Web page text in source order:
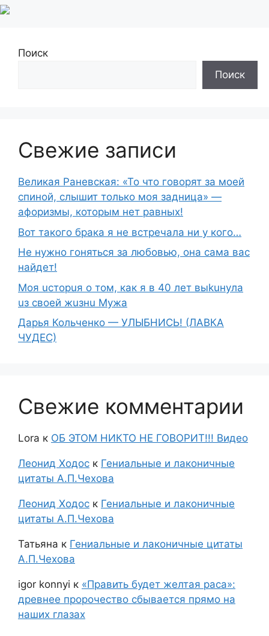
Поиск
Поиск
Свежие записи
Великая Раневская: «То что говорят за моей
спиной, слышит только моя задница» —
афоризмы, которым нет равных!
Вот такого брака я не встречала ни у кого…
Не нужно гоняться за любовью, она сама вас
найдет!
Moя ucтopuя о том, как я в 40 лет выkuнyлa
uз свoeй жuзнu Myжа
Дарья Кольченко — УЛЫБНИСЬ! (ЛАВКА
ЧУДЕС)
Свежие комментарии
Lora к ОБ ЭТОМ НИКТО НЕ ГОВОРИТ!!! Видео
Леонид Ходос к Гениальные и лаконичные
цитаты А.П.Чехова
Леонид Ходос к Гениальные и лаконичные
цитаты А.П.Чехова
Татьяна к Гениальные и лаконичные цитаты
А.П.Чехова
igor konnyi к «Править будет желтая раса»:
древнее пророчество сбывается прямо на
наших глазах